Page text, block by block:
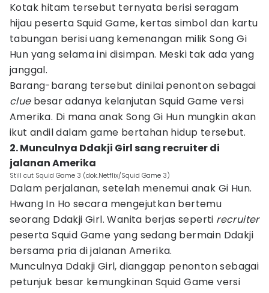
Kotak hitam tersebut ternyata berisi seragam
hijau peserta Squid Game, kertas simbol dan kartu
tabungan berisi uang kemenangan milik Song Gi
Hun yang selama ini disimpan. Meski tak ada yang
janggal.
Barang-barang tersebut dinilai penonton sebagai
cluebesar adanya kelanjutan Squid Game versi
Amerika. Di mana anak Song Gi Hun mungkin akan
ikut andil dalam game bertahan hidup tersebut.
2. Munculnya Ddakji Girl sang recruiter di
jalanan Amerika
Still cut Squid Game 3 (dok.Netflix/Squid Game 3)
Dalam perjalanan, setelah menemui anak Gi Hun.
Hwang In Ho secara mengejutkan bertemu
seorang Ddakji Girl. Wanita berjas seperti recruiter
peserta Squid Game yang sedang bermain Ddakji
bersama pria di jalanan Amerika.
Munculnya Ddakji Girl, dianggap penonton sebagai
petunjuk besar kemungkinan Squid Game versi